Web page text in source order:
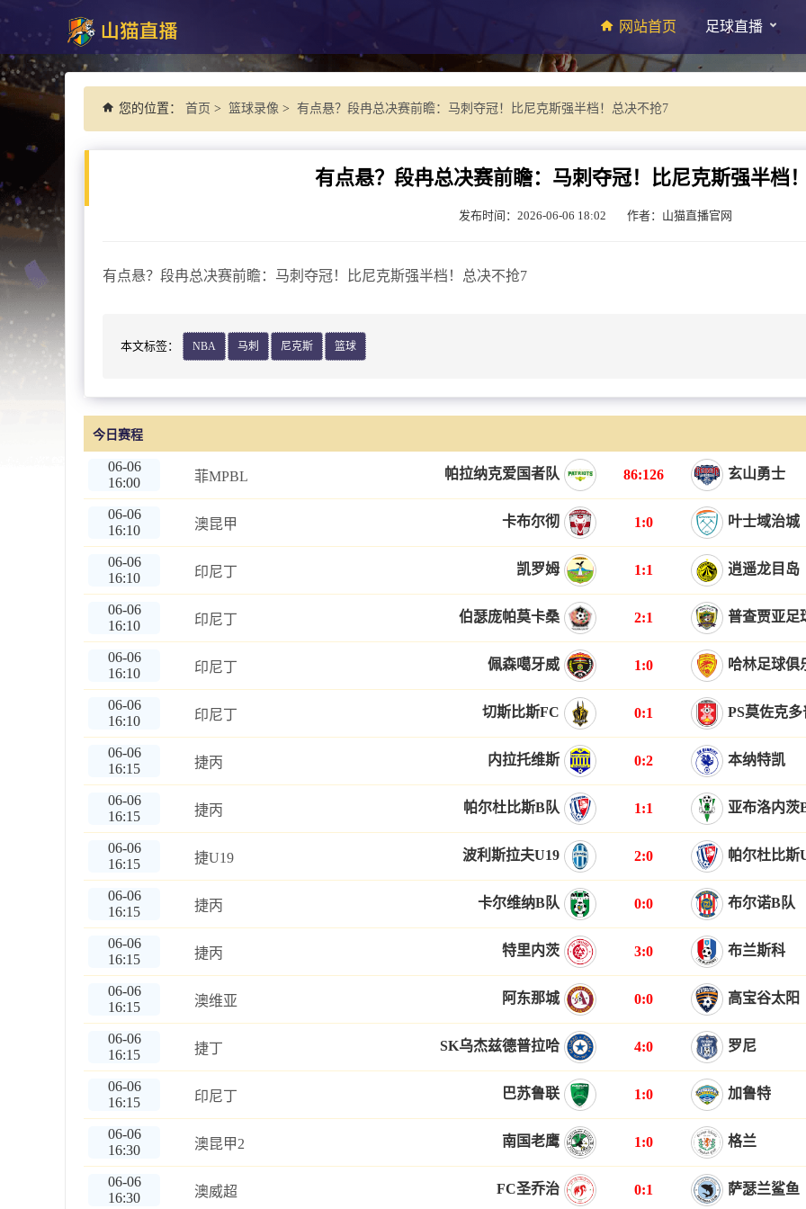
网站首页 足球直播
您的位置： 首页 > 篮球录像 > 有点悬？段冉总决赛前瞻：马刺夺冠！比尼克斯强半档！总决不抢7
有点悬？段冉总决赛前瞻：马刺夺冠！比尼克斯强半档
发布时间：2026-06-06 18:02 作者：山猫直播官网
有点悬？段冉总决赛前瞻：马刺夺冠！比尼克斯强半档！总决不抢7
本文标签： NBA 马刺 尼克斯 篮球
今日赛程
06-06
16:00
菲MPBL 帕拉纳克爱国者队 86:126 玄山勇士
06-06
16:10
澳昆甲 卡布尔彻 1:0 叶士域治城
06-06
16:10
印尼丁 凯罗姆 1:1 逍遥龙目岛
06-06
16:10
印尼丁 伯瑟庞帕莫卡桑 2:1 普查贾亚足
06-06
16:10
印尼丁 佩森噶牙威 1:0 哈林足球俱
06-06
16:10
印尼丁 切斯比斯FC 0:1 PS莫佐克
06-06
16:15
捷丙 内拉托维斯 0:2 本纳特凯
06-06
16:15
捷丙 帕尔杜比斯B队 1:1 亚布洛内茨
06-06
16:15
捷U19 波利斯拉夫U19 2:0 帕尔杜比斯
06-06
16:15
捷丙 卡尔维纳B队 0:0 布尔诺B队
06-06
16:15
捷丙 特里内茨 3:0 布兰斯科
06-06
16:15
澳维亚 阿东那城 0:0 高宝谷太阳
06-06
16:15
捷丁 SK乌杰兹德普拉哈 4:0 罗尼
06-06
16:15
印尼丁 巴苏鲁联 1:0 加鲁特
06-06
16:30
澳昆甲2 南国老鹰 1:0 格兰
06-06
16:30
澳威超 FC圣乔治 0:1 萨瑟兰鲨鱼